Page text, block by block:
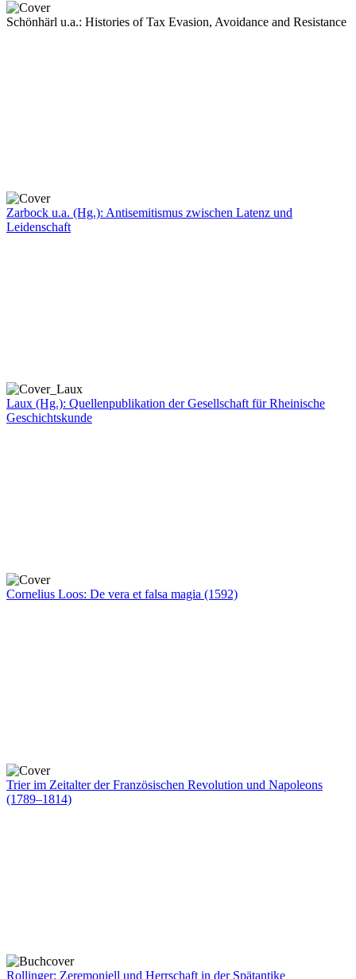
Schönhärl u.a.: Histories of Tax Evasion, Avoidance and Resistance
Zarbock u.a. (Hg.): Antisemitismus zwischen Latenz und
Leidenschaft
Laux (Hg.): Quellenpublikation der Gesellschaft für Rheinische
Geschichtskunde
Cornelius Loos: De vera et falsa magia (1592)
Trier im Zeitalter der Französischen Revolution und Napoleons
(1789–1814)
Rollinger: Zeremoniell und Herrschaft in der Spätantike